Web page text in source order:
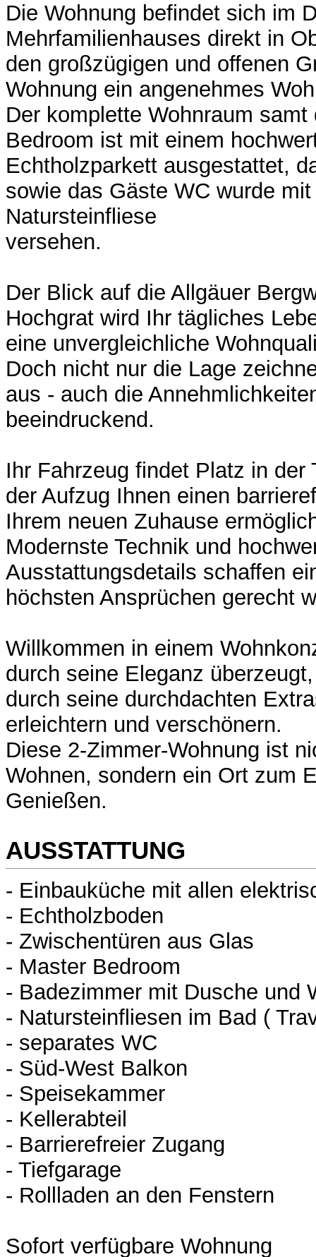
Die Wohnung befindet sich im
Mehrfamilienhauses direkt in
den großzügigen und offenen
Wohnung ein angenehmes
Der komplette Wohnraum samt
Bedroom ist mit einem
Echtholzparkett ausgestattet,
sowie das Gäste WC wurde
Natursteinfliese
versehen.
Der Blick auf die Allgäuer
Hochgrat wird Ihr tägliches
eine unvergleichliche
Doch nicht nur die Lage
aus - auch die
beeindruckend.
Ihr Fahrzeug findet Platz in der
der Aufzug Ihnen einen
Ihrem neuen Zuhause
Modernste Technik und
Ausstattungsdetails schaffen
höchsten Ansprüchen gerecht
Willkommen in einem
durch seine Eleganz
durch seine durchdachten
erleichtern und verschönern.
Diese 2-Zimmer-Wohnung ist
Wohnen, sondern ein Ort zum
Genießen.
AUSSTATTUNG
- Einbauküche mit allen
- Echtholzboden
- Zwischentüren aus Glas
- Master Bedroom
- Badezimmer mit Dusche und
- Natursteinfliesen im Bad (
- separates WC
- Süd-West Balkon
- Speisekammer
- Kellerabteil
- Barrierefreier Zugang
- Tiefgarage
- Rollladen an den Fenstern
Sofort verfügbare Wohnung